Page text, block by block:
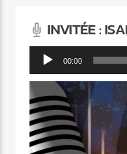
INVITÉE :
Lecteur
audio
00:00